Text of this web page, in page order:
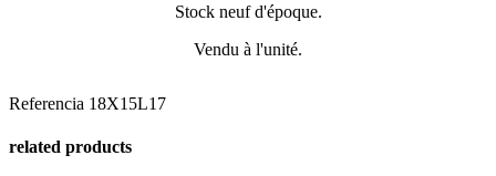
Stock neuf d'époque.
Vendu à l'unité.
Referencia 18X15L17
related products